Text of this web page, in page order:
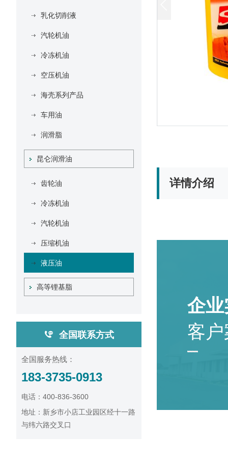
乳化切削液
汽轮机油
冷冻机油
空压机油
海壳系列产品
车用油
润滑脂
昆仑润滑油
齿轮油
冷冻机油
汽轮机油
压缩机油
液压油
高等锂基脂
全国联系方式
全国服务热线：
183-3735-0913
电话：400-836-3600
地址：新乡市小店工业园区经十一路
与纬六路交叉口
详情介绍
企
客